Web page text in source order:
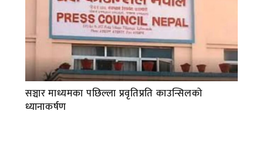
सञ्चार माध्यमका पछिल्ला प्रवृतिप्रति काउन्सिलको
ध्यानाकर्षण